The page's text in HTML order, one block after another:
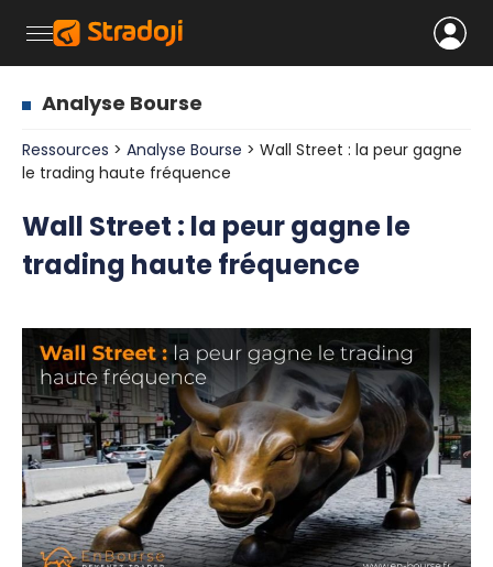
Analyse Bourse
Ressources > Analyse Bourse > Wall Street : la peur gagne
le trading haute fréquence
Wall Street : la peur gagne le
trading haute fréquence